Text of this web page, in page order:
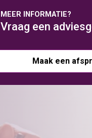
Vraag een
MEER INFORMATIE?
Maak een